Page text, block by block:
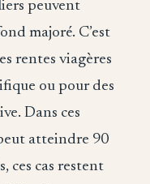
peuvent
majoré. C’est
rentes viagères
ou pour des
Dans ces
atteindre 90
ces cas restent